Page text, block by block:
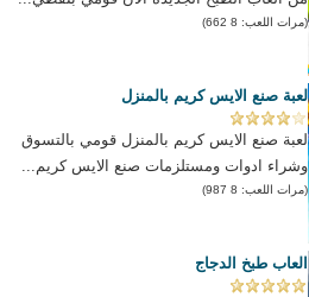
(مرات اللعب: 8 662)
لعبة صنع الايس كريم بالمنزل
لعبة صنع الايس كريم بالمنزل قومي بالتسوق
وشراء ادوات ومستلزمات صنع الايس كريم...
(مرات اللعب: 8 987)
العاب طبخ الدجاج